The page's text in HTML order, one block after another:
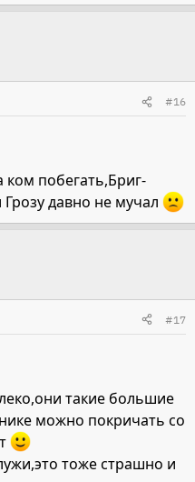
#16
ком побегать,Бриг-
Грозу давно не мучал
#17
такие большие
можно покричать со
тоже страшно и